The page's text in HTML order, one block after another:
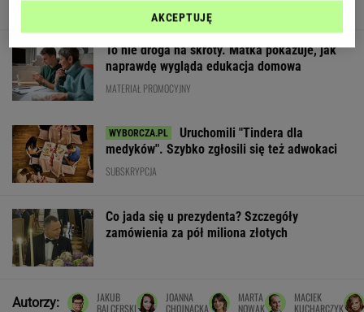
To nie droga na skróty. Matka pokazuje, jak
naprawdę wygląda edukacja domowa
MATERIAŁ PROMOCYJNY
Uruchomili "Tindera dla
medyków". Szybko zgłosili się też adwokaci
SUBSKRYPCJA
Co jada się u prezydenta? Szczegóły
zamówienia za pół miliona złotych
Autorzy:
JAKUB
BALCERSKI
JOANNA
CHOJNACKA
MARTA
NOWAK
MACIEK
KUCHARCZYK
AKCEPTUJĘ